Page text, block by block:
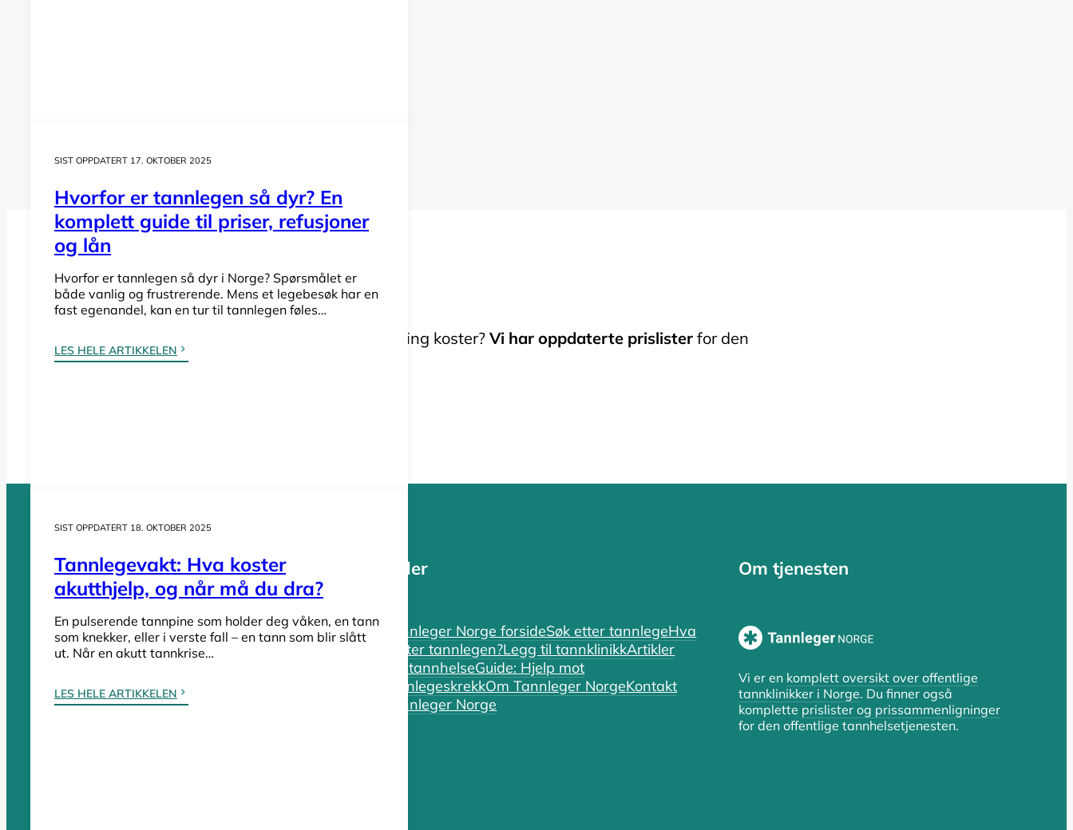
SIST OPPDATERT 17. OKTOBER 2025
Hvorfor er tannlegen så dyr? En
komplett guide til priser, refusjoner
og lån
Hvorfor er tannlegen så dyr i Norge? Spørsmålet er
både vanlig og frustrerende. Mens et legebesøk har en
fast egenandel, kan en tur til tannlegen føles…
LES HELE ARTIKKELEN
SIST OPPDATERT 18. OKTOBER 2025
Tannlegevakt: Hva koster
akutthjelp, og når må du dra?
En pulserende tannpine som holder deg våken, en tann
som knekker, eller i verste fall – en tann som blir slått
ut. Når en akutt tannkrise…
LES HELE ARTIKKELEN
Hva koster tannlegen i Røst?
Lurer du på hva en undersøkelse, tannrens eller fylling koster? Vi har oppdaterte prislister for den
offentlig tannhelsetjenesten i Røst.
Tannleger etter fylke
Tannleger Agder
Tannleger Akershus
Tannleger Finnmark
Sider
Tannleger Norge forsideSøk etter tannlegeHva
koster tannlegen?Legg til tannklinikkArtikler
om tannhelseGuide: Hjelp mot
tannlegeskrekkOm Tannleger NorgeKontakt
Tannleger Norge
Om tjenesten
Vi er en komplett oversikt over offentlige
tannklinikker i Norge. Du finner også
komplette prislister og prissammenligninger
for den offentlige tannhelsetjenesten.